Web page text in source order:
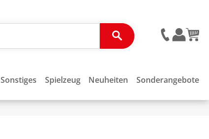
Sonstiges Spielzeug Neuheiten Sonderangebote